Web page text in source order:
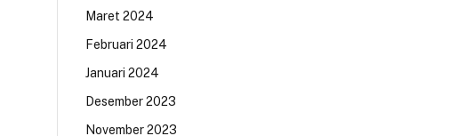
Maret 2024
Februari 2024
Januari 2024
Desember 2023
November 2023